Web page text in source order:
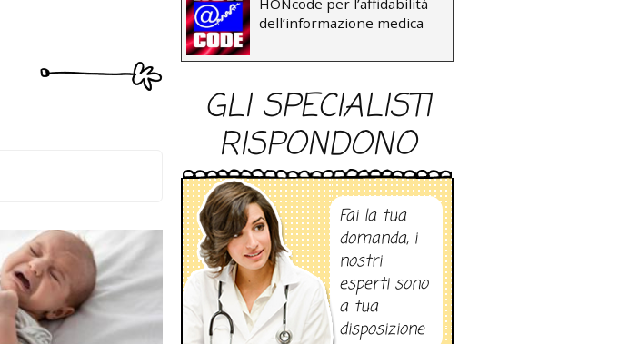
HONcode per l’affidabilità
dell’informazione medica
GLI SPECIALISTI
RISPONDONO
Fai la tua
domanda, i
nostri
esperti sono
a tua
disposizione